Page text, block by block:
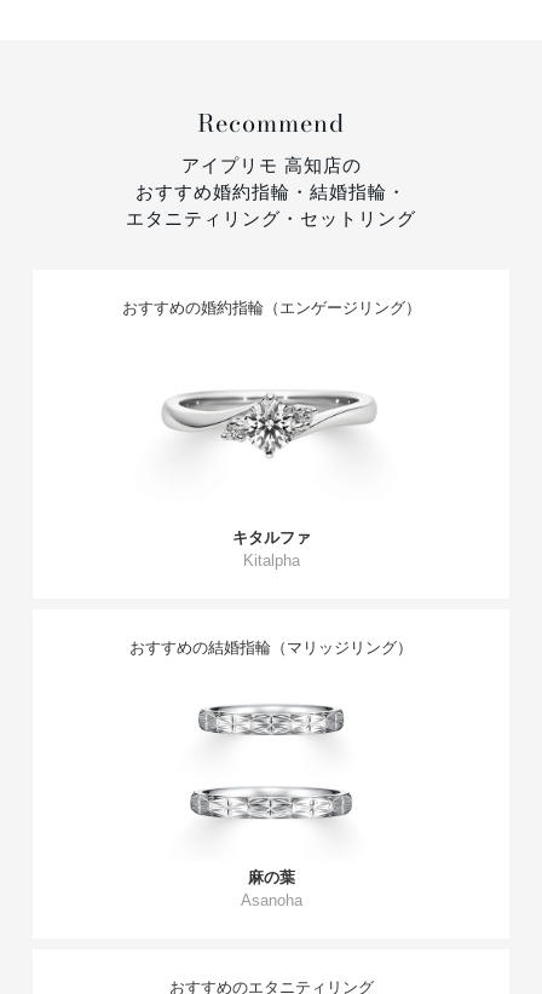
Recommend
アイプリモ 高知店の
おすすめ婚約指輪・結婚指輪・
エタニティリング・セットリング
おすすめの婚約指輪（エンゲージリング）
キタルファ
Kitalpha
おすすめの結婚指輪（マリッジリング）
麻の葉
Asanoha
おすすめのエタニティリング